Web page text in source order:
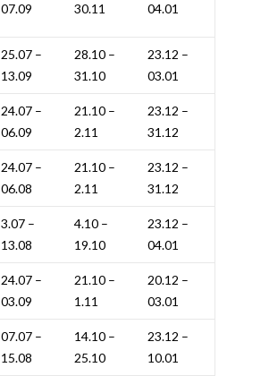
07.09
30.11
04.01
25.07 –
13.09
28.10 –
31.10
23.12 –
03.01
24.07 –
06.09
21.10 –
2.11
23.12 –
31.12
24.07 –
06.08
21.10 –
2.11
23.12 –
31.12
3.07 –
13.08
4.10 –
19.10
23.12 –
04.01
24.07 –
03.09
21.10 –
1.11
20.12 –
03.01
07.07 –
15.08
14.10 –
25.10
23.12 –
10.01